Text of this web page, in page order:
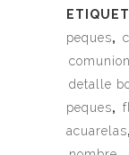
peques,
detalle
peques,
acuarelas,